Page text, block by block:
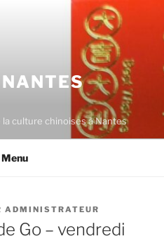
culture chinoises à Nantes
Menu
ADMINISTRATEUR
Go – vendredi